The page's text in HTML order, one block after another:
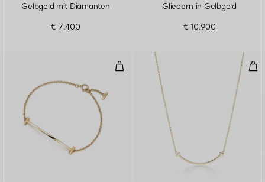
Gelbgold mit Diamanten
€ 7.400
Gliedern in Gelbgold
€ 10.900
Smile Armband in Gelbgold
3 Materialien